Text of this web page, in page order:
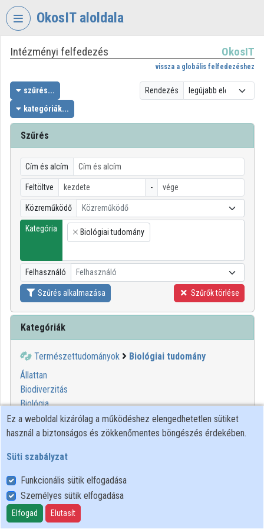
Fejléc kihagyása
OkosIT aloldala
VIDEOTORIUM
OKOSIT
Intézményi kezdőlap
Bejelentkezés
Intézményi felfedezés
Kategóriák
Intézményi listák
Intézmények
Közreműködők
Intézményi felfedezés OkosIT
vissza a globális felfedezéshez
szűrés...
kategóriák...
Rendezés
Szűrés
Cím és alcím
Feltöltve -
Közreműködő Közreműködő
Kategória
×
Biológiai tudomány
Felhasználó Felhasználó
Szűrés alkalmazása Szűrők törlése
Kategóriák
Természettudományok
Biológiai tudomány
Állattan
Biodiverzitás
Biológia
Biomérnökség
Botanika
Táplálkozástudomány
Felhasználói szabályzat
Adatkezelési tájékoztató
Süti szabályzat
Ez a weboldal kizárólag a működéshez elengedhetetlen sütiket
használ a biztonságos és zökkenőmentes böngészés érdekében.
Süti szabályzat
Funkcionális sütik elfogadása
Személyes sütik elfogadása
Elfogad Elutasít